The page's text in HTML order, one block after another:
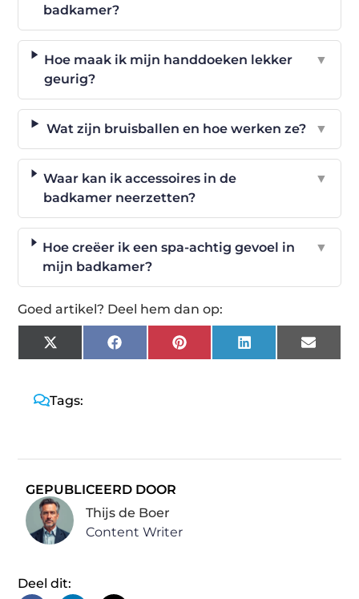
badkamer?
Hoe maak ik mijn handdoeken lekker
geurig?
▼
Wat zijn bruisballen en hoe werken ze? ▼
Waar kan ik accessoires in de
badkamer neerzetten?
▼
Hoe creëer ik een spa-achtig gevoel in
mijn badkamer?
▼
Goed artikel? Deel hem dan op:
X
(Twitter)
FacebookPinterestLinkedIn Email
Tags:
GEPUBLICEERD DOOR
Thijs de Boer
Content Writer
Deel dit: